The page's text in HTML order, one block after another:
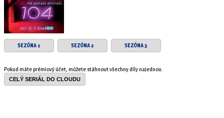
SEZÓNA 1 SEZÓNA 2 SEZÓNA 3
Pokud máte prémiový účet, můžete stáhnout všechny díly najednou.
CELÝ SERIÁL DO CLOUDU